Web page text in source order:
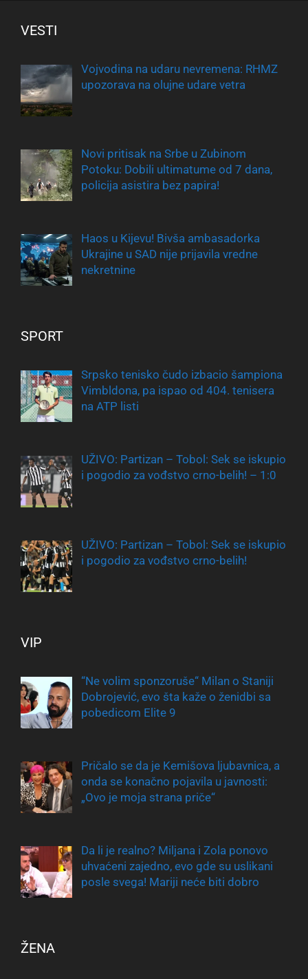
VESTI
Vojvodina na udaru nevremena: RHMZ
upozorava na olujne udare vetra
Novi pritisak na Srbe u Zubinom
Potoku: Dobili ultimatume od 7 dana,
policija asistira bez papira!
Haos u Kijevu! Bivša ambasadorka
Ukrajine u SAD nije prijavila vredne
nekretnine
SPORT
Srpsko tenisko čudo izbacio šampiona
Vimbldona, pa ispao od 404. tenisera
na ATP listi
UŽIVO: Partizan – Tobol: Sek se iskupio
i pogodio za vođstvo crno-belih! – 1:0
UŽIVO: Partizan – Tobol: Sek se iskupio
i pogodio za vođstvo crno-belih!
VIP
“Ne volim sponzoruše“ Milan o Staniji
Dobrojević, evo šta kaže o ženidbi sa
pobedicom Elite 9
Pričalo se da je Kemišova ljubavnica, a
onda se konačno pojavila u javnosti:
„Ovo je moja strana priče“
Da li je realno? Miljana i Zola ponovo
uhvaćeni zajedno, evo gde su uslikani
posle svega! Mariji neće biti dobro
ŽENA